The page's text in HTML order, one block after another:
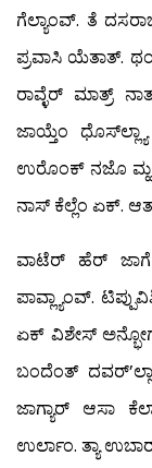
ಗೆಲ್ಯಾಂವ್. ತೆ
ಪ್ರವಾಸಿ ಯೆತಾತ್.
ರಾವ್ಳೆರ್ ಮಾತ್ರ್
ಜಾಯ್ತೆಂ
ಉರೊಂಕ್ ನಜೊ
ನಾಸ್ ಕೆಲ್ಲೆಂ ಏಕ್.
ವಾಟೆರ್ ಹೆರ್ ಜಾಗೆ
ಪಾವ್ಲ್ಯಾಂವ್.
ಏಕ್ ವಿಶೇಸ್
ಬಂದೆಂತ್
ಜಾಗ್ಯಾರ್ ಆಸಾ
ಉರ್ಲಾಂ. ತ್ಯಾ